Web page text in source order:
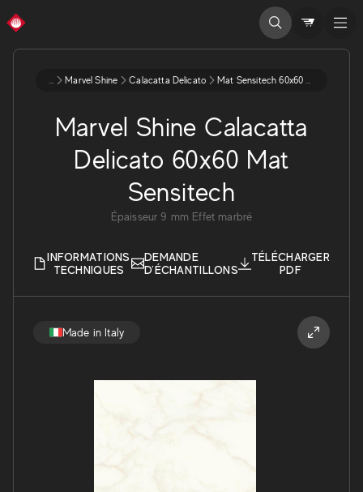
Made in Italy
... Marvel Shine Calacatta Delicato Mat Sensitech 60x60 9 A4qo
Marvel Shine Calacatta
Delicato 60x60 Mat
Sensitech
Épaisseur 9 mm Effet marbré
INFORMATIONS
TECHNIQUES
DEMANDE
D'ÉCHANTILLONS
TÉLÉCHARGER
PDF